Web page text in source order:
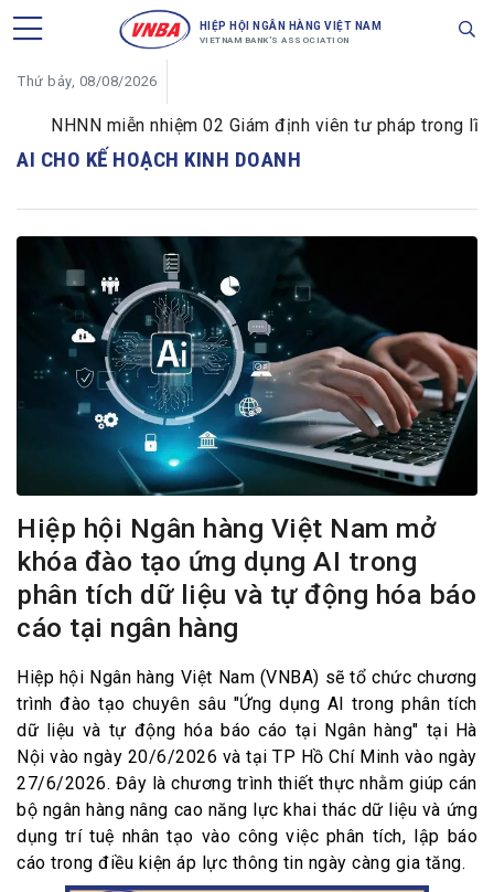
HIỆP HỘI NGÂN HÀNG VIỆT NAM
VIETNAM BANK'S ASSOCIATION
Thứ bảy, 08/08/2026
NHNN miễn nhiệm 02 Giám định viên tư pháp trong lĩnh
AI CHO KẾ HOẠCH KINH DOANH
Hiệp hội Ngân hàng Việt Nam mở
khóa đào tạo ứng dụng AI trong
phân tích dữ liệu và tự động hóa báo
cáo tại ngân hàng
Hiệp hội Ngân hàng Việt Nam (VNBA) sẽ tổ chức chương
trình đào tạo chuyên sâu "Ứng dụng AI trong phân tích
dữ liệu và tự động hóa báo cáo tại Ngân hàng" tại Hà
Nội vào ngày 20/6/2026 và tại TP Hồ Chí Minh vào ngày
27/6/2026. Đây là chương trình thiết thực nhằm giúp cán
bộ ngân hàng nâng cao năng lực khai thác dữ liệu và ứng
dụng trí tuệ nhân tạo vào công việc phân tích, lập báo
cáo trong điều kiện áp lực thông tin ngày càng gia tăng.